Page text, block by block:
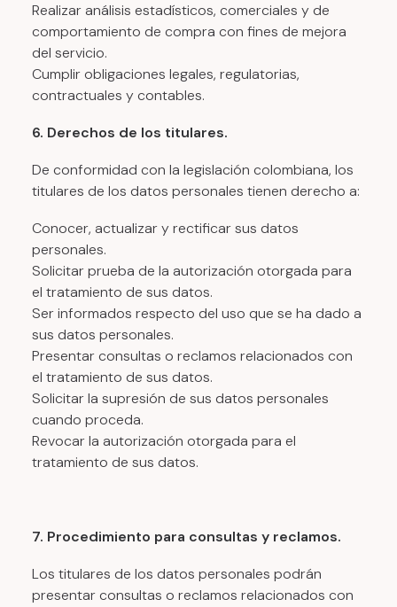
Realizar análisis estadísticos, comerciales y de
comportamiento de compra con fines de mejora
del servicio.
Cumplir obligaciones legales, regulatorias,
contractuales y contables.
6. Derechos de los titulares.
De conformidad con la legislación colombiana, los
titulares de los datos personales tienen derecho a:
Conocer, actualizar y rectificar sus datos
personales.
Solicitar prueba de la autorización otorgada para
el tratamiento de sus datos.
Ser informados respecto del uso que se ha dado a
sus datos personales.
Presentar consultas o reclamos relacionados con
el tratamiento de sus datos.
Solicitar la supresión de sus datos personales
cuando proceda.
Revocar la autorización otorgada para el
tratamiento de sus datos.
7. Procedimiento para consultas y reclamos.
Los titulares de los datos personales podrán
presentar consultas o reclamos relacionados con